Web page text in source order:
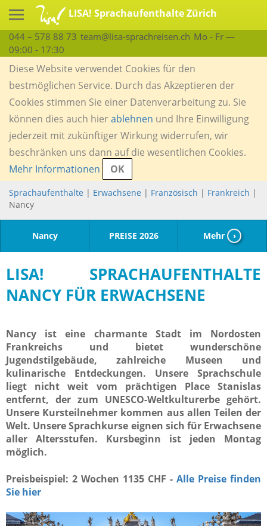
LISA! Sprachaufenthalte Zürich
044 – 578 88 73 team@lisa-sprachreisen.ch Mo - Fr —
09:00 - 17:30
Diese Website verwendet Cookies für den
bestmöglichen Service. Durch das Akzeptieren der
Cookies stimmen Sie einer Datenverarbeitung zu. Sie
können dies auch hierablehnen und Ihre Einwilligung
jederzeit mit zukünftiger Wirkung widerrufen, wir
beschränken uns dann auf die wesentlichen Cookies.
Mehr Informationen
OK
Sprachaufenthalte | Erwachsene | Französisch | Frankreich |
Nancy
Nancy PREISE 2026 Mehr ›
LISA! SPRACHAUFENTHALTE
NANCY FÜR ERWACHSENE
Nancy ist eine charmante Stadt im Nordosten
Frankreichs und bietet wunderschöne
Jugendstilgebäude, zahlreiche Museen und
kulinarische Entdeckungen. Unsere Sprachschule
liegt nicht weit vom prächtigen Place Stanislas
entfernt, der zum UNESCO-Weltkulturerbe gehört.
Unsere Kursteilnehmer kommen aus allen Teilen der
Welt. Unsere Sprachkurse eignen sich für Erwachsene
aller Altersstufen. Kursbeginn ist jeden Montag
möglich.
Preisbeispiel: 2 Wochen 1135 CHF - Alle Preise finden
Sie hier